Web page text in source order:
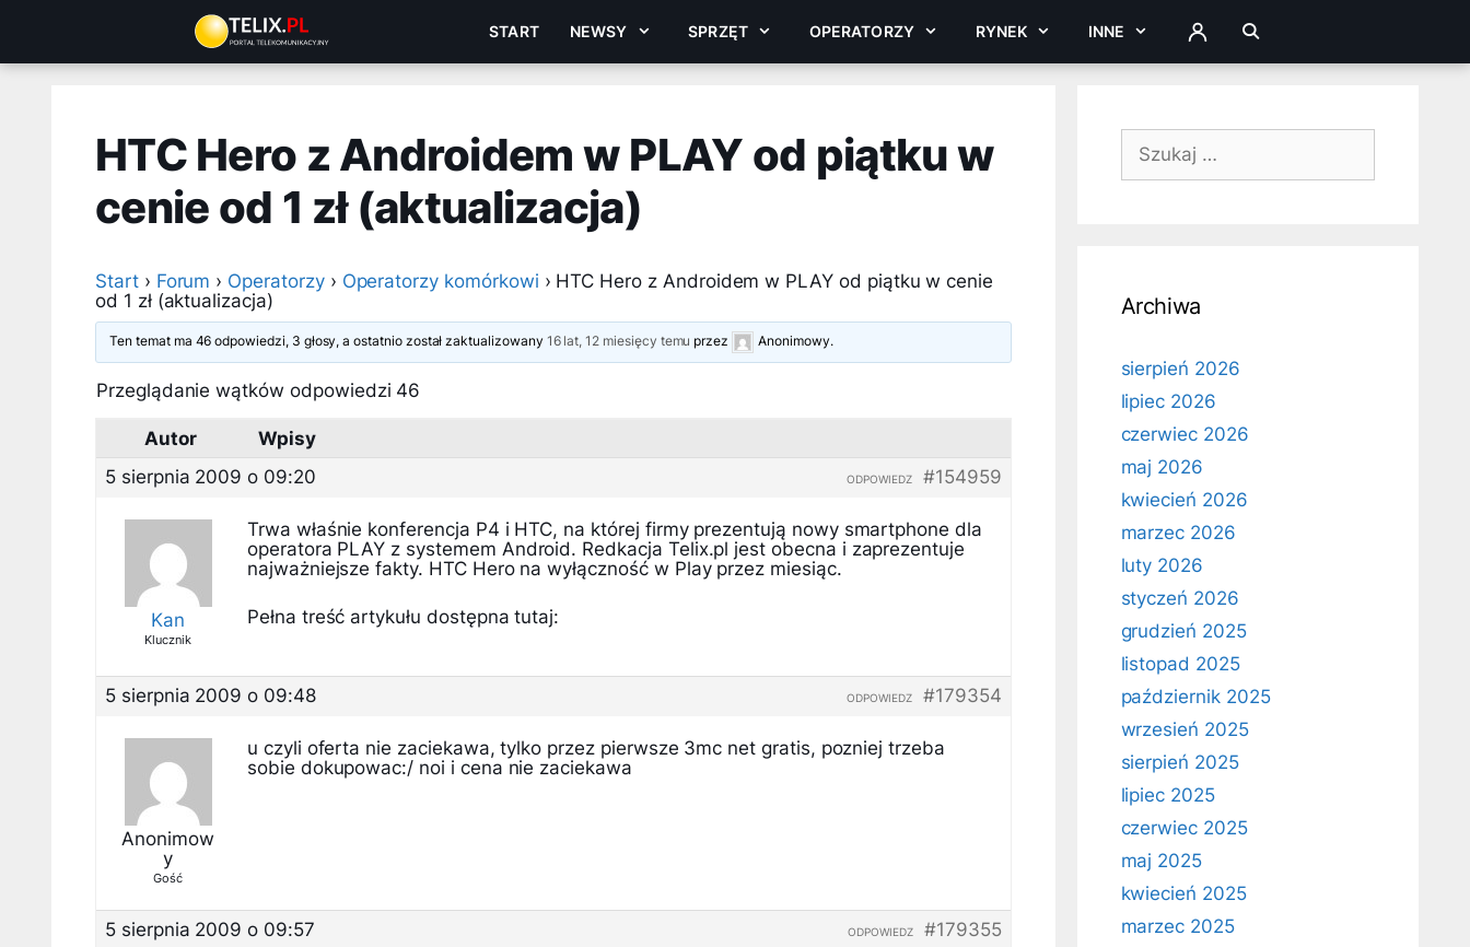
treści
START NEWSY SPRZĘT OPERATORZY RYNEK INNE ZALOGUJ
HTC Hero z Androidem w PLAY od piątku w
cenie od 1 zł (aktualizacja)
Start › Forum › Operatorzy › Operatorzy komórkowi › HTC Hero z Androidem w PLAY od piątku w cenie
od 1 zł (aktualizacja)
Ten temat ma 46 odpowiedzi, 3 głosy, a ostatnio został zaktualizowany 16 lat, 12 miesięcy temu przez Anonimowy.
Przeglądanie wątków odpowiedzi 46
Autor
Wpisy
5 sierpnia 2009 o 09:20
#154959
ODPOWIEDZ
Kan
Klucznik
Trwa właśnie konferencja P4 i HTC, na której firmy prezentują nowy smartphone dla
operatora PLAY z systemem Android. Redkacja Telix.pl jest obecna i zaprezentuje
najważniejsze fakty. HTC Hero na wyłączność w Play przez miesiąc.
Pełna treść artykułu dostępna tutaj:
5 sierpnia 2009 o 09:48 #179354
ODPOWIEDZ
Anonimow
y
Gość
u czyli oferta nie zaciekawa, tylko przez pierwsze 3mc net gratis, pozniej trzeba
sobie dokupowac:/ noi i cena nie zaciekawa
5 sierpnia 2009 o 09:57 #179355
ODPOWIEDZ
Szukaj:
Archiwa
sierpień 2026
lipiec 2026
czerwiec 2026
maj 2026
kwiecień 2026
marzec 2026
luty 2026
styczeń 2026
grudzień 2025
listopad 2025
październik 2025
wrzesień 2025
sierpień 2025
lipiec 2025
czerwiec 2025
maj 2025
kwiecień 2025
marzec 2025